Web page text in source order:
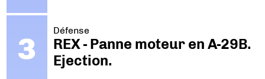
Défense
REX - Panne moteur en A-29B.
Ejection.